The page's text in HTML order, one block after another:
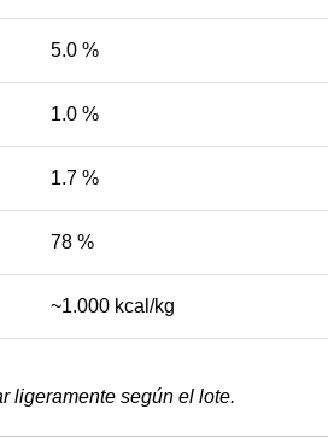
5.0 %
1.0 %
1.7 %
78 %
~1.000 kcal/kg
ligeramente según el lote.